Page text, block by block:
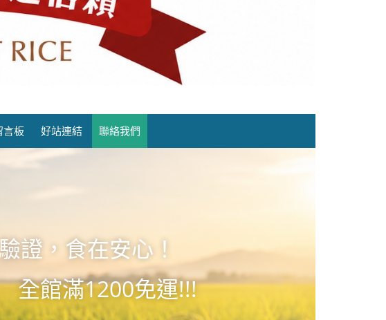
言板 好站連結 聯絡我們
證，食在安心！
全館滿1200免運!!!